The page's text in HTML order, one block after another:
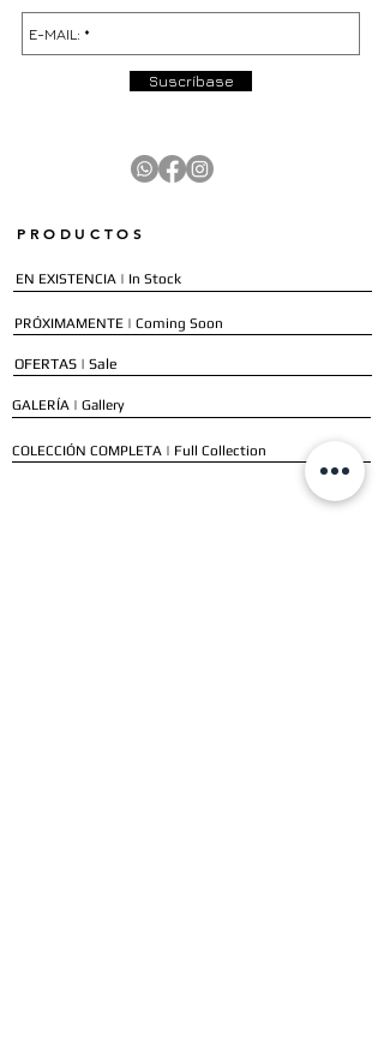
Suscríbase
PRODUCTOS
EN EXISTENCIA | In Stock
PRÓXIMAMENTE | Coming Soon
OFERTAS | Sale
GALERÍA | Gallery
COLECCIÓN COMPLETA | Full Collection